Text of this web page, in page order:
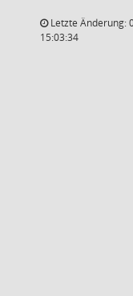
Letzte Änderung:
15:03:34